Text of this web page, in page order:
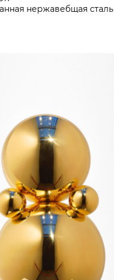
нержавебщая сталь